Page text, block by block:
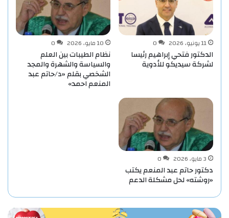
11 يونيو، 2026 0
الدكتور فتحي إبراهيم رئيسا
لشركة سيديكو للأدوية
10 مايو، 2026 0
نظام الطيبات بين العلم
والسياسة والشهرة والمجد
الشخصي بقلم «د/حاتم عبد
المنعم احمد»
3 مايو، 2026 0
دكتور حاتم عبد المنعم يكتب
«روشته» لحل مشكلة الدعم